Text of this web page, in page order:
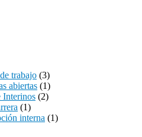
trabajo (3)
abiertas (1)
Interinos (2)
(1)
interna (1)